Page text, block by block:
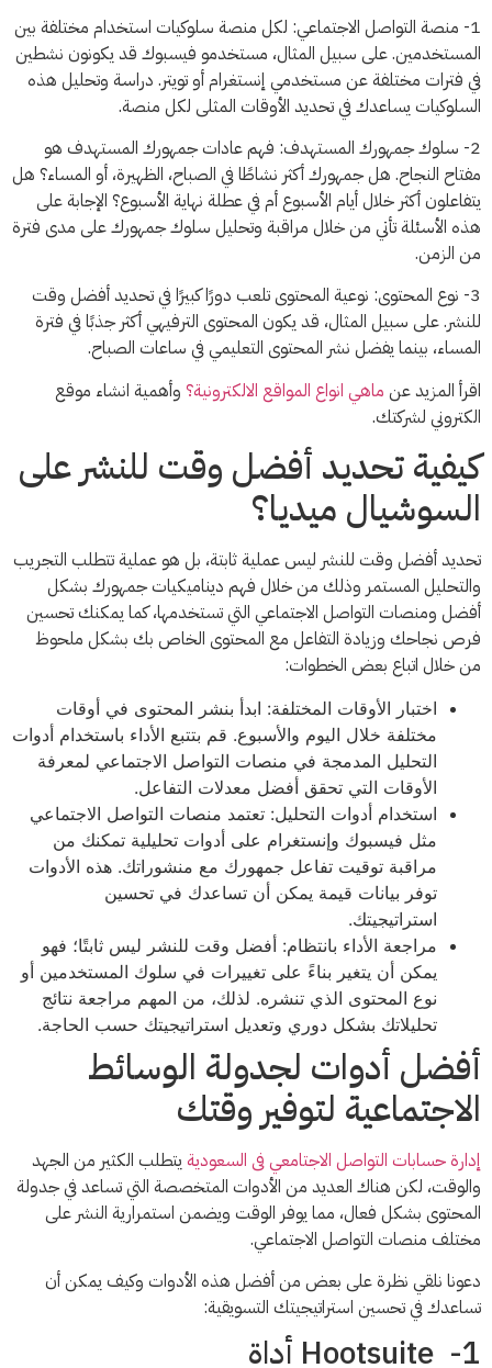
1- منصة التواصل الاجتماعي: لكل منصة سلوكيات استخدام مختلفة بين
المستخدمين. على سبيل المثال، مستخدمو فيسبوك قد يكونون نشطين
في فترات مختلفة عن مستخدمي إنستغرام أو تويتر. دراسة وتحليل هذه
السلوكيات يساعدك في تحديد الأوقات المثلى لكل منصة.
2- سلوك جمهورك المستهدف: فهم عادات جمهورك المستهدف هو
مفتاح النجاح. هل جمهورك أكثر نشاطًا في الصباح، الظهيرة، أو المساء؟ هل
يتفاعلون أكثر خلال أيام الأسبوع أم في عطلة نهاية الأسبوع؟ الإجابة على
هذه الأسئلة تأتي من خلال مراقبة وتحليل سلوك جمهورك على مدى فترة
من الزمن.
3- نوع المحتوى: نوعية المحتوى تلعب دورًا كبيرًا في تحديد أفضل وقت
للنشر. على سبيل المثال، قد يكون المحتوى الترفيهي أكثر جذبًا في فترة
المساء، بينما يفضل نشر المحتوى التعليمي في ساعات الصباح.
اقرأ المزيد عن ماهي انواع المواقع الالكترونية؟ وأهمية انشاء موقع
الكتروني لشركتك.
كيفية تحديد أفضل وقت للنشر على
السوشيال ميديا؟
تحديد أفضل وقت للنشر ليس عملية ثابتة، بل هو عملية تتطلب التجريب
والتحليل المستمر وذلك من خلال فهم ديناميكيات جمهورك بشكل
أفضل ومنصات التواصل الاجتماعي التي تستخدمها، كما يمكنك تحسين
فرص نجاحك وزيادة التفاعل مع المحتوى الخاص بك بشكل ملحوظ
من خلال اتباع بعض الخطوات:
اختبار الأوقات المختلفة: ابدأ بنشر المحتوى في أوقات
مختلفة خلال اليوم والأسبوع. قم بتتبع الأداء باستخدام أدوات
التحليل المدمجة في منصات التواصل الاجتماعي لمعرفة
الأوقات التي تحقق أفضل معدلات التفاعل.
استخدام أدوات التحليل: تعتمد منصات التواصل الاجتماعي
مثل فيسبوك وإنستغرام على أدوات تحليلية تمكنك من
مراقبة توقيت تفاعل جمهورك مع منشوراتك. هذه الأدوات
توفر بيانات قيمة يمكن أن تساعدك في تحسين
استراتيجيتك.
مراجعة الأداء بانتظام: أفضل وقت للنشر ليس ثابتًا؛ فهو
يمكن أن يتغير بناءً على تغييرات في سلوك المستخدمين أو
نوع المحتوى الذي تنشره. لذلك، من المهم مراجعة نتائج
تحليلاتك بشكل دوري وتعديل استراتيجيتك حسب الحاجة.
أفضل أدوات لجدولة الوسائط
الاجتماعية لتوفير وقتك
إدارة حسابات التواصل الاجتامعي فى السعودية يتطلب الكثير من الجهد
والوقت، لكن هناك العديد من الأدوات المتخصصة التي تساعد في جدولة
المحتوى بشكل فعال، مما يوفر الوقت ويضمن استمرارية النشر على
مختلف منصات التواصل الاجتماعي.
دعونا نلقي نظرة على بعض من أفضل هذه الأدوات وكيف يمكن أن
تساعدك في تحسين استراتيجيتك التسويقية:
1- Hootsuite أداة